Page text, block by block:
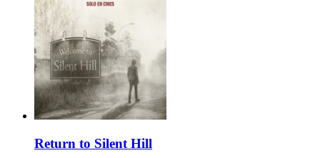
Return to Silent Hill